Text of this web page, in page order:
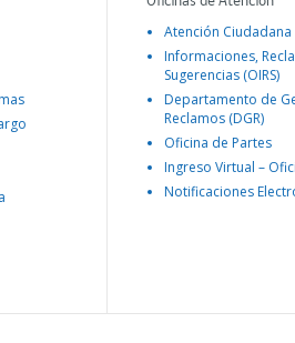
Atención
Informaciones,
Sugerencias (OIRS)
Departamento de
Reclamos (DGR)
Oficina de Partes
Ingreso Virtual –
Notificaciones